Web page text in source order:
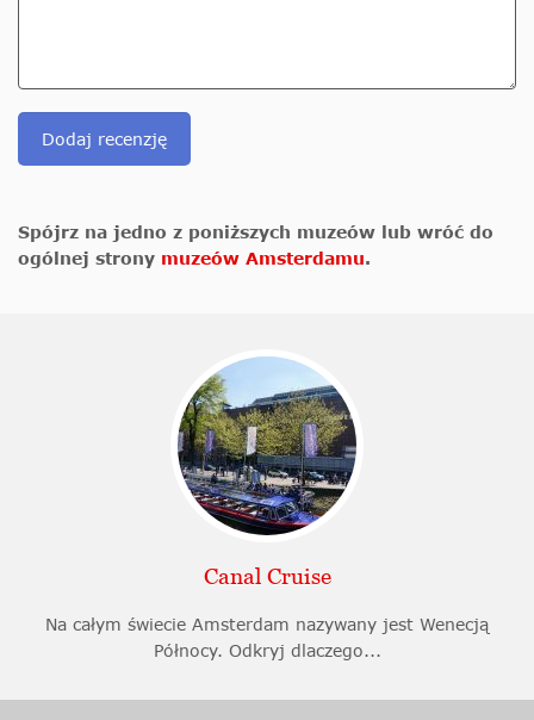
Dodaj recenzję
Spójrz na jedno z poniższych muzeów lub wróć do
ogólnej strony muzeów Amsterdamu.
Canal Cruise
Na całym świecie Amsterdam nazywany jest Wenecją
Północy. Odkryj dlaczego...